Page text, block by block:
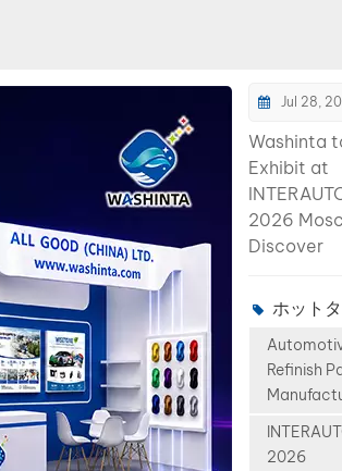
struggling
up with
EV colors.
modern
automotive
accurate
EV color
becoming
increasingly
Jul 28,
Washinta
Exhibit at
2026
Discover
Automotive
Refinish
Published:
Washinta,
refinish
ホット
Refinish
2026